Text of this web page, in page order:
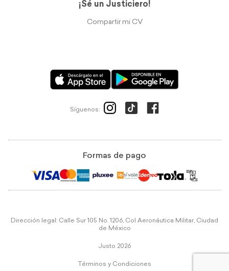
¡Sé un Justiciero!
Compartir mi CV
Síguenos:
Formas de pago
Dirección legal: Calle Sur 105 No. 1206, Col Aeronáutica Militar, Ciudad
de México
Justo 2026
Términos y Condiciones